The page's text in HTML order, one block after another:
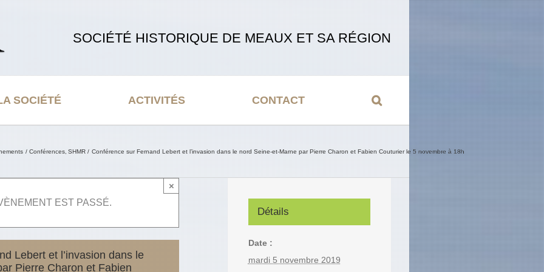
SOCIÉTÉ HISTORIQUE DE MEAUX ET SA RÉGION
SOCIÉTÉ ACTIVITÉS CONTACT
Conférences SHMR Conférence sur Fernand Lebert et l’invasion dans le nord Seine-et-Marne par Pierre Charon et Fabien Couturier le 5 novembre à 18h
EST PASSÉ.
×
Lebert et l’invasion dans le
Pierre Charon et Fabien
Détails
Date :
mardi 5 novembre 2019